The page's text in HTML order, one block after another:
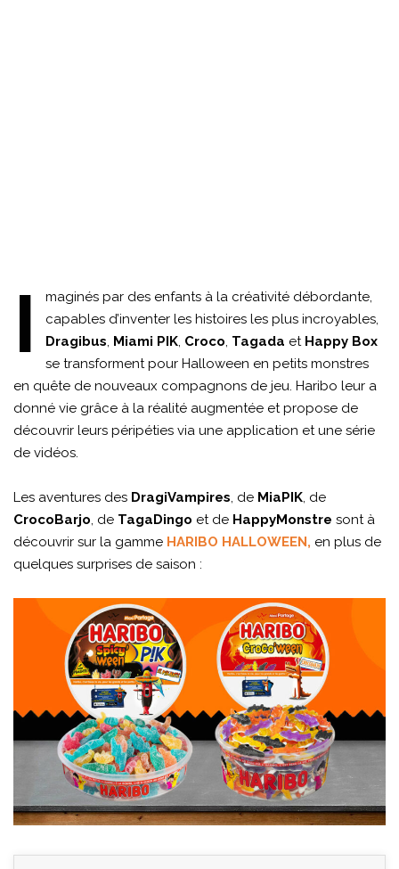
I
maginés par des enfants à la créativité débordante,
capables d’inventer les histoires les plus incroyables,
Dragibus, Miami PIK, Croco, Tagada etHappy Box
se transforment pour Halloween en petits monstres
en quête de nouveaux compagnons de jeu. Haribo leur a
donné vie grâce à la réalité augmentée et propose de
découvrir leurs péripéties via une application et une série
de vidéos.
Les aventures des DragiVampires, de MiaPIK, de
CrocoBarjo, de TagaDingo et de HappyMonstre sont à
découvrir sur la gamme HARIBO HALLOWEEN, en plus de
quelques surprises de saison :